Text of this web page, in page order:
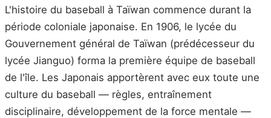
L'histoire du baseball à Taïwan commence durant la
période coloniale japonaise. En 1906, le lycée du
Gouvernement général de Taïwan (prédécesseur du
lycée Jianguo) forma la première équipe de baseball
de l'île. Les Japonais apportèrent avec eux toute une
culture du baseball — règles, entraînement
disciplinaire, développement de la force mentale —